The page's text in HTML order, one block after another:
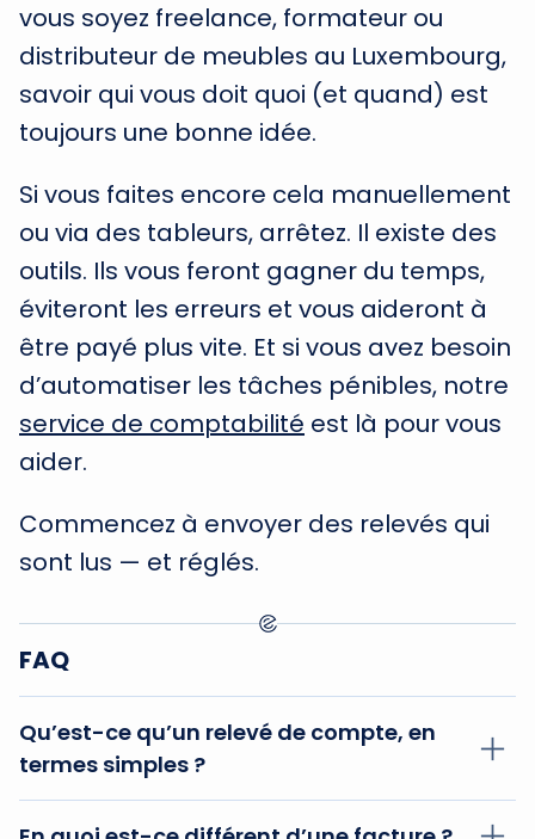
vous soyez freelance, formateur ou
distributeur de meubles au Luxembourg,
savoir qui vous doit quoi (et quand) est
toujours une bonne idée.
Si vous faites encore cela manuellement
ou via des tableurs, arrêtez. Il existe des
outils. Ils vous feront gagner du temps,
éviteront les erreurs et vous aideront à
être payé plus vite. Et si vous avez besoin
d’automatiser les tâches pénibles, notre
service de comptabilité est là pour vous
aider.
Commencez à envoyer des relevés qui
sont lus — et réglés.
FAQ
Qu’est-ce qu’un relevé de compte, en
termes simples ?
Imaginez que votre relation commerciale est